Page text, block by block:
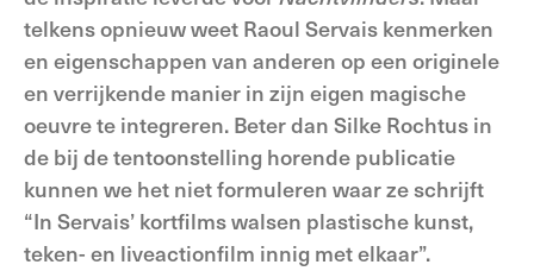
telkens opnieuw weet Raoul Servais kenmerken
en eigenschappen van anderen op een originele
en verrijkende manier in zijn eigen magische
oeuvre te integreren. Beter dan Silke Rochtus in
de bij de tentoonstelling horende publicatie
kunnen we het niet formuleren waar ze schrijft
“In Servais’ kortfilms walsen plastische kunst,
teken- en liveactionfilm innig met elkaar”.